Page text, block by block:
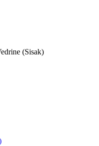
(Sisak)